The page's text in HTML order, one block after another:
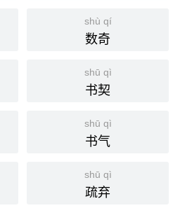
shù qí
数奇
shū qì
书契
shū qì
书气
shū qì
疏弃